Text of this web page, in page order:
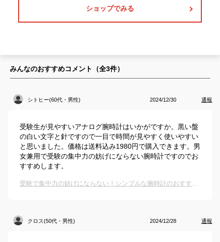
ショップでみる
みんなのおすすめコメント（全3件）
シトヒー(60代・男性) 2024/12/30 通報
受験生が見やすいアナログ腕時計はいかがですか。黒い盤
の白い文字と針ですので一目で時間が見やすく使いやすい
と思いました。価格は送料込み1980円で購入できます。男
女兼用で受験の集中力の妨げにならない腕時計ですのでお
すすめします。
受験で集中力の妨げにならない！シンプルな腕時計のおすすめは？
クロス(50代・男性) 2024/12/28 通報